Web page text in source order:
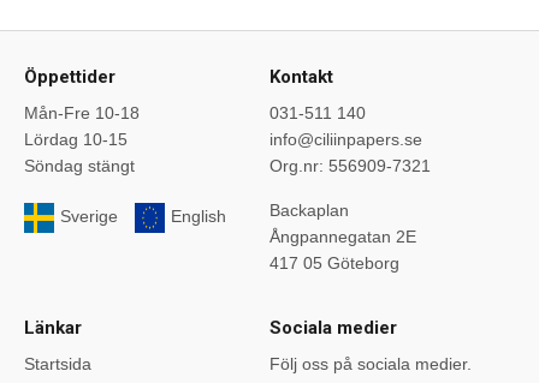
Öppettider
Mån-Fre 10-18
Lördag 10-15
Söndag stängt
Sverige English
Kontakt
031-511 140
info@ciliinpapers.se
Org.nr: 556909-7321
Backaplan
Ångpannegatan 2E
417 05 Göteborg
Länkar
Startsida
Sociala medier
Följ oss på sociala medier.